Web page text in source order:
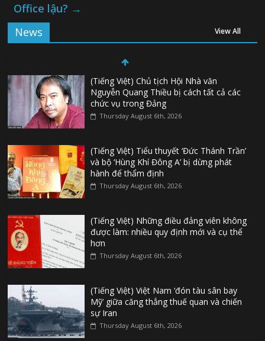
Office lậu? →
News
View All
(Tiếng Việt) Chủ tịch Hội Nhà văn
Nguyễn Quang Thiều bị cách tất cả các
chức vụ trong Đảng
Thursday August 6th, 2026
(Tiếng Việt) Tiểu thuyết ‘Đức Thánh Trần’
và bộ ‘Hùng Khí Đông A’ bị dừng phát
hành để thẩm định
Thursday August 6th, 2026
(Tiếng Việt) Những điều đảng viên không
được làm: nhiều quy định mới và cụ thể
hơn
Thursday August 6th, 2026
(Tiếng Việt) Việt Nam ‘đón tàu sân bay
Mỹ’ giữa căng thẳng thuế quan và chiến
sự Iran
Thursday August 6th, 2026